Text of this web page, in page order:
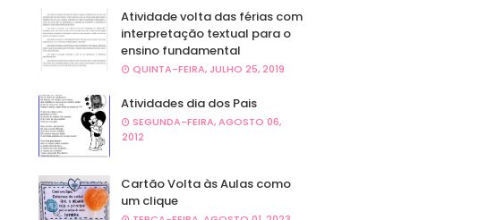
Atividade volta das férias com
interpretação textual para o
ensino fundamental
QUINTA-FEIRA, JULHO 25, 2019
Atividades dia dos Pais
SEGUNDA-FEIRA, AGOSTO 06,
2012
Cartão Volta às Aulas como
um clique